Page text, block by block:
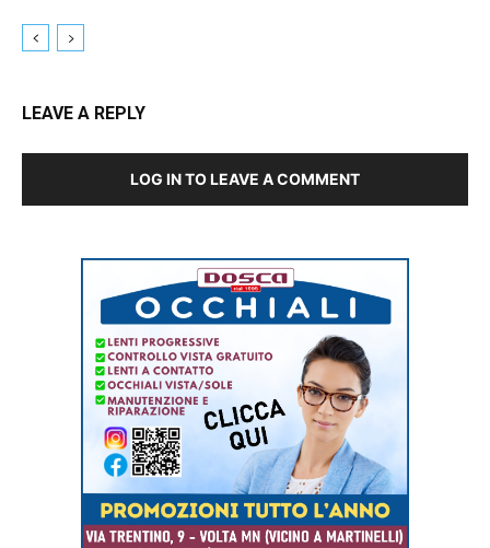
LEAVE A REPLY
LOG IN TO LEAVE A COMMENT